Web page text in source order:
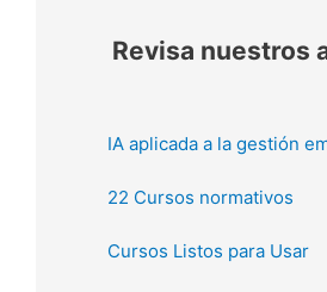
Revisa nuestros
IA aplicada a la gestión
22 Cursos normativos
Cursos Listos para Usar